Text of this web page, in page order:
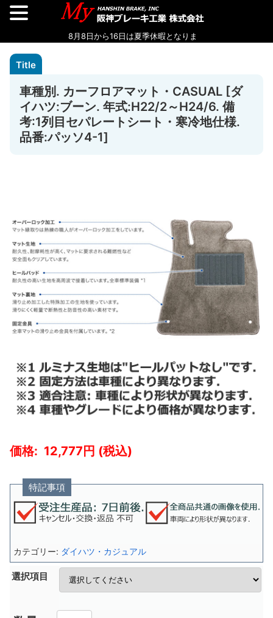
車種別. カーフロアマット・CASUAL [ダ
イハツ:ブーン. 年式:H22/2～H24/6. 備
考:1列目セパレートシート・寒冷地仕様.
品番:パッソ4-1]
12,777
特記事項
選択項目
カテゴリー: ダイハツ・カジュアル